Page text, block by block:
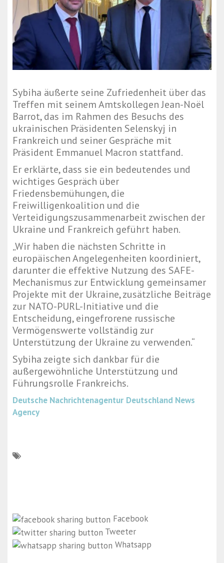
Sybiha äußerte seine Zufriedenheit über das
Treffen mit seinem Amtskollegen Jean-Noël
Barrot, das im Rahmen des Besuchs des
ukrainischen Präsidenten Selenskyj in
Frankreich und seiner Gespräche mit
Präsident Emmanuel Macron stattfand.
Er erklärte, dass sie ein bedeutendes und
wichtiges Gespräch über
Friedensbemühungen, die
Freiwilligenkoalition und die
Verteidigungszusammenarbeit zwischen der
Ukraine und Frankreich geführt haben.
„Wir haben die nächsten Schritte in
europäischen Angelegenheiten koordiniert,
darunter die effektive Nutzung des SAFE-
Mechanismus zur Entwicklung gemeinsamer
Projekte mit der Ukraine, zusätzliche Beiträge
zur NATO-PURL-Initiative und die
Entscheidung, eingefrorene russische
Vermögenswerte vollständig zur
Unterstützung der Ukraine zu verwenden.“
Sybiha zeigte sich dankbar für die
außergewöhnliche Unterstützung und
Führungsrolle Frankreichs.
Deutsche Nachrichtenagentur Deutschland News
Agency
Facebook
Tweeter
Whatsapp